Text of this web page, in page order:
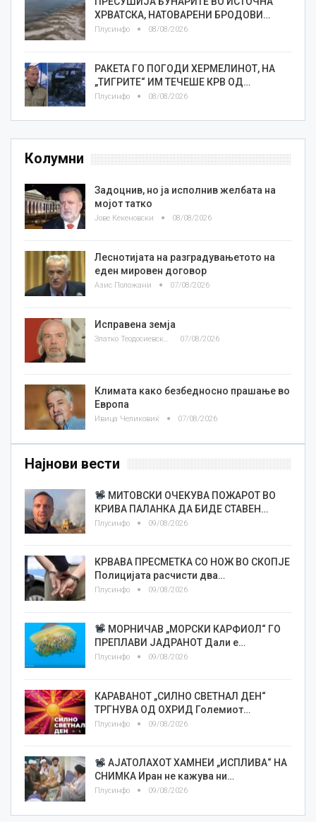
ХРВАТСКА, НАТОВАРЕНИ БРОДОВИ…
Плусинфо 08/08/2026
РАКЕТА ГО ПОГОДИ ХЕРМЕЛИНОТ, НА
„ТИГРИТЕ“ ИМ ТЕЧЕШЕ КРВ ОД…
Плусинфо 08/08/2026
Колумни
Задоцнив, но ја исполнив желбата на
мојот татко
Јове Кекеновски 08/08/2026
Леснотијата на разградувањетото на
еден мировен договор
Азис Положани 07/08/2026
Исправена земја
07/08/2026
Климата како безбедносно прашање во
Европа
Ивица Челиковиќ 07/08/2026
Најнови вести
МИТОВСКИ ОЧЕКУВА ПОЖАРОТ ВО
КРИВА ПАЛАНКА ДА БИДЕ СТАВЕН…
Плусинфо 09/08/2026
КРВАВА ПРЕСМЕТКА СО НОЖ ВО СКОПЈЕ
Полицијата расчисти два…
Плусинфо 09/08/2026
МОРНИЧАВ „МОРСКИ КАРФИОЛ“ ГО
ПРЕПЛАВИ ЈАДРАНОТ Дали е…
Плусинфо 09/08/2026
КАРАВАНОТ „СИЛНО СВЕТНАЛ ДЕН“
ТРГНУВА ОД ОХРИД Големиот…
Плусинфо 09/08/2026
АЈАТОЛАХОТ ХАМНЕИ „ИСПЛИВА“ НА
СНИМКА Иран не кажува ни…
Плусинфо 09/08/2026